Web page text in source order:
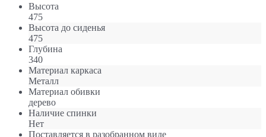
Высота
475
Высота до сиденья
475
Глубина
340
Материал каркаса
Металл
Материал обивки
дерево
Наличие спинки
Нет
Поставляется в разобранном виде